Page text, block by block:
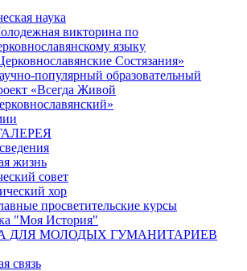
наука
викторина по
языку
Состязания»
популярный образовательный
«Всегда Живой
жизнь
совет
хор
просветительские курсы
"Моя История"
ДЛЯ МОЛОДЫХ ГУМАНИТАРИЕВ
связь